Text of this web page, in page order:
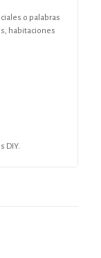
o palabras
habitaciones
DIY.